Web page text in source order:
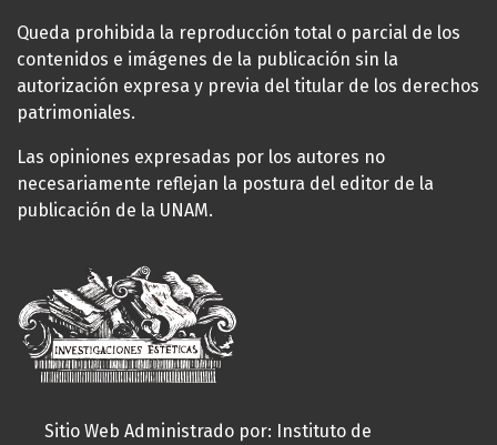
Queda prohibida la reproducción total o parcial de los
contenidos e imágenes de la publicación sin la
autorización expresa y previa del titular de los derechos
patrimoniales.
Las opiniones expresadas por los autores no
necesariamente reflejan la postura del editor de la
publicación de la UNAM.
Sitio Web Administrado por: Instituto de